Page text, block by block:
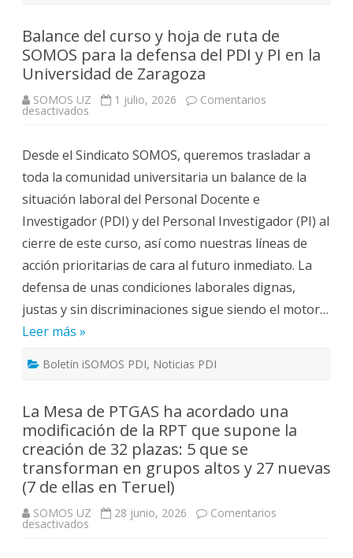
Balance del curso y hoja de ruta de
SOMOS para la defensa del PDI y PI en la
Universidad de Zaragoza
SOMOS UZ 1 julio, 2026 Comentarios
desactivados
y
hoja
de
ruta
de
SOMOS
para
la
defensa
del
PDI
y
PI
en
la
Universidad
Desde el Sindicato SOMOS, queremos trasladar a
toda la comunidad universitaria un balance de la
situación laboral del Personal Docente e
Investigador (PDI) y del Personal Investigador (PI) al
cierre de este curso, así como nuestras líneas de
acción prioritarias de cara al futuro inmediato. La
defensa de unas condiciones laborales dignas,
justas y sin discriminaciones sigue siendo el motor…
Leer más »
Boletín iSOMOS PDI, Noticias PDI
La Mesa de PTGAS ha acordado una
modificación de la RPT que supone la
creación de 32 plazas: 5 que se
transforman en grupos altos y 27 nuevas
(7 de ellas en Teruel)
SOMOS UZ 28 junio, 2026 Comentarios
desactivados